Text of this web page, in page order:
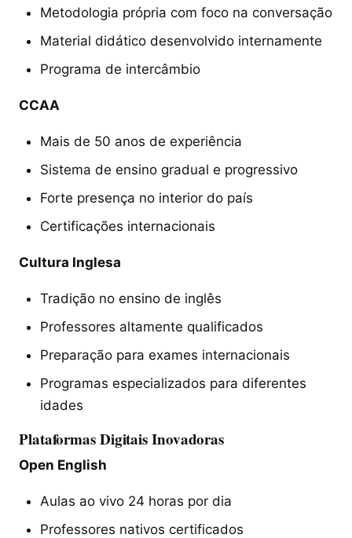
Metodologia própria com foco na conversação
Material didático desenvolvido internamente
Programa de intercâmbio
CCAA
Mais de 50 anos de experiência
Sistema de ensino gradual e progressivo
Forte presença no interior do país
Certificações internacionais
Cultura Inglesa
Tradição no ensino de inglês
Professores altamente qualificados
Preparação para exames internacionais
Programas especializados para diferentes
idades
Plataformas Digitais Inovadoras
Open English
Aulas ao vivo 24 horas por dia
Professores nativos certificados